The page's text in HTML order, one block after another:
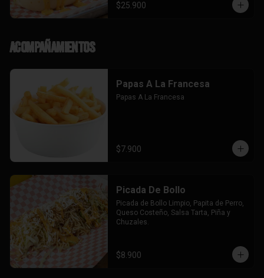
$25.900
Acompañamientos
Papas A La Francesa
Papas A La Francesa
$7.900
Picada De Bollo
Picada de Bollo Limpio, Papita de Perro,
Queso Costeño, Salsa Tarta, Piña y
Chuzales.
$8.900